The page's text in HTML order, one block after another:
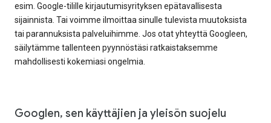
esim. Google-tilille kirjautumisyrityksen epätavallisesta
sijainnista. Tai voimme ilmoittaa sinulle tulevista muutoksista
tai parannuksista palveluihimme. Jos otat yhteyttä Googleen,
säilytämme tallenteen pyynnöstäsi ratkaistaksemme
mahdollisesti kokemiasi ongelmia.
Googlen, sen käyttäjien ja yleisön suojelu